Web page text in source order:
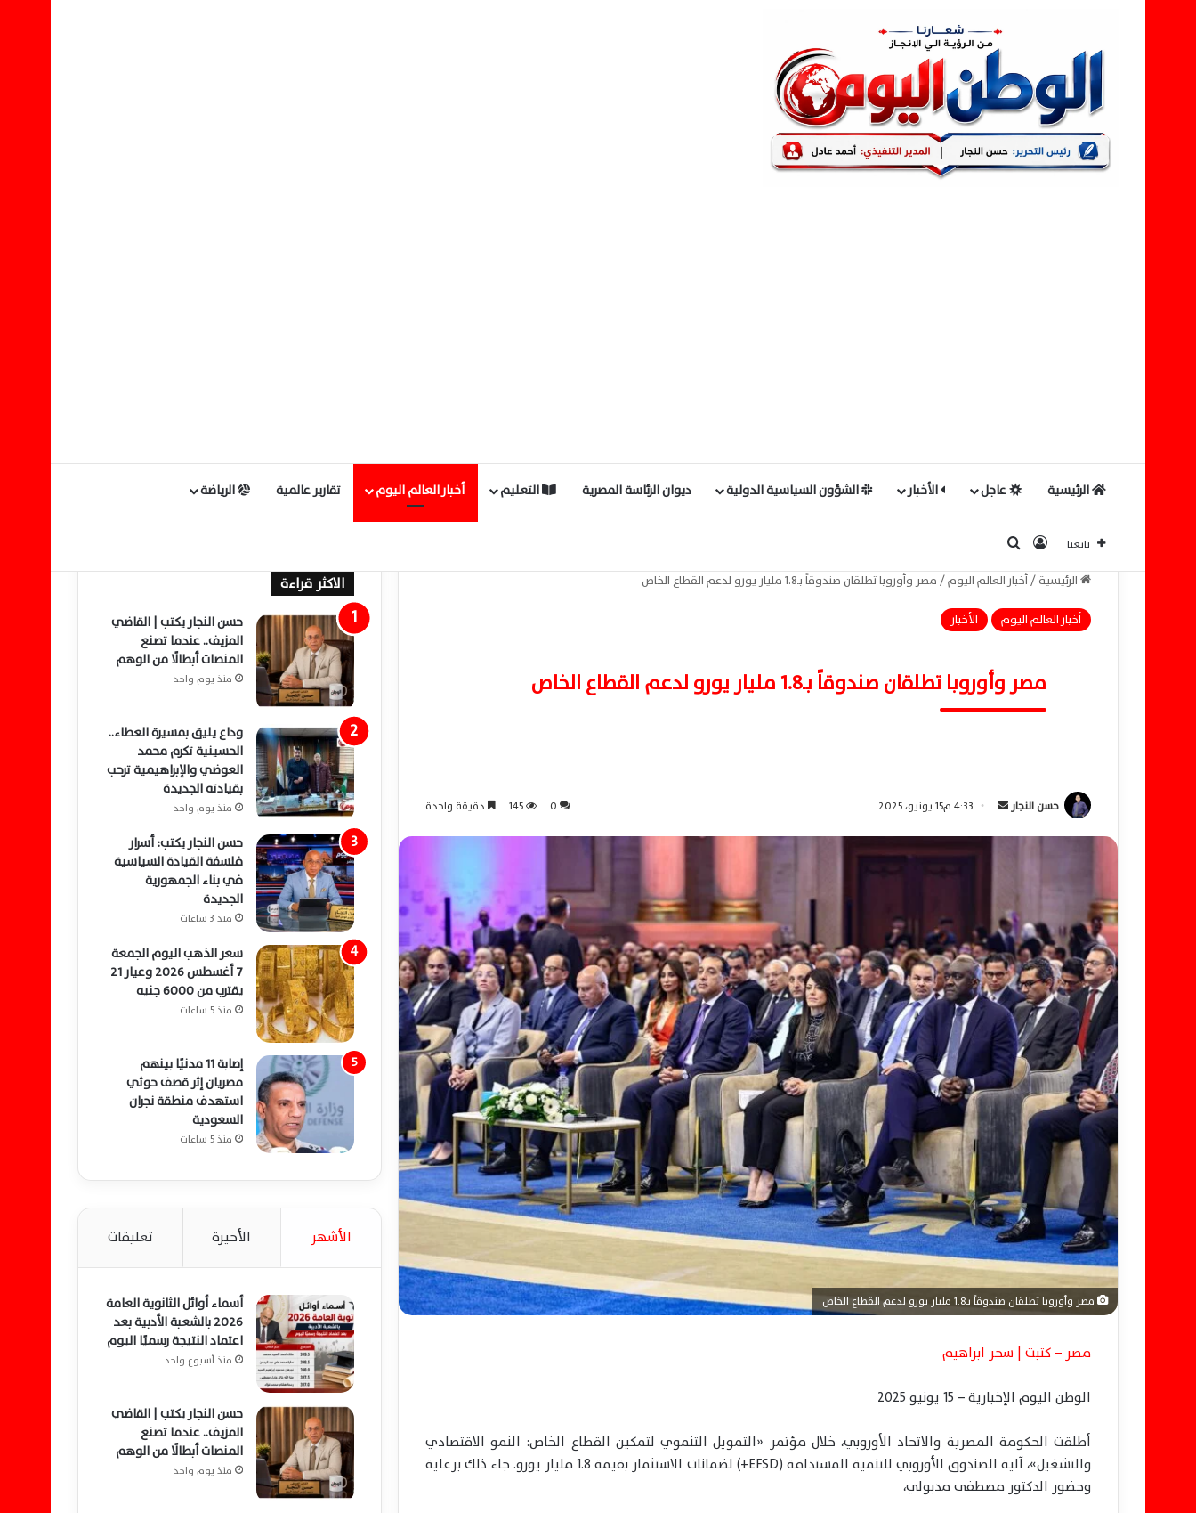
الرئيسية عاجل الأخبار الشؤون السياسية الدولية ديوان الرئاسة المصرية التعليم أخبار العالم اليوم تقارير عالمية الرياضة
تابعنا تسجيل الدخول
الرئيسية/أخبار العالم اليوم/مصر وأوروبا تطلقان صندوقاً بـ1.8 مليار يورو لدعم القطاع الخاص
أخبار العالم اليوم
الأخبار
مصر وأوروبا تطلقان صندوقاً بـ1.8 مليار يورو لدعم القطاع الخاص
حسن النجار
ي
د
ا
إ
ل
ك
ت
ر
و
ن
ي
4:33 م15 يونيو، 2025 0
145 دقيقة واحدة
مصر وأوروبا تطلقان صندوقاً بـ1.8 مليار يورو لدعم القطاع الخاص
مصر – كتبت | سحر ابراهيم
الوطن اليوم الإخبارية – 15 يونيو 2025
أطلقت الحكومة المصرية والاتحاد الأوروبي، خلال مؤتمر «التمويل التنموي لتمكين القطاع الخاص: النمو الاقتصادي
والتشغيل»، آلية الصندوق الأوروبي للتنمية المستدامة (EFSD+) لضمانات الاستثمار بقيمة 1.8 مليار يورو. جاء ذلك برعاية
وحضور الدكتور مصطفى مدبولي،
الاكثر قراءة
حسن النجار يكتب | القاضي
المزيف.. عندما تصنع
المنصات أبطالًا من الوهم
منذ يوم واحد
وداع يليق بمسيرة العطاء..
الحسينية تكرم محمد
العوضي والإبراهيمية ترحب
بقيادته الجديدة
منذ يوم واحد
حسن النجار يكتب: أسرار
فلسفة القيادة السياسية
في بناء الجمهورية
الجديدة
منذ 3 ساعات
سعر الذهب اليوم الجمعة
7 أغسطس 2026 وعيار 21
يقترب من 6000 جنيه
منذ 5 ساعات
إصابة 11 مدنيًا بينهم
مصريان إثر قصف حوثي
استهدف منطقة نجران
السعودية
منذ 5 ساعات
الأشهر الأخيرة تعليقات
أسماء أوائل الثانوية العامة
2026 بالشعبة الأدبية بعد
اعتماد النتيجة رسميًا اليوم
منذ أسبوع واحد
حسن النجار يكتب | القاضي
المزيف.. عندما تصنع
المنصات أبطالًا من الوهم
منذ يوم واحد